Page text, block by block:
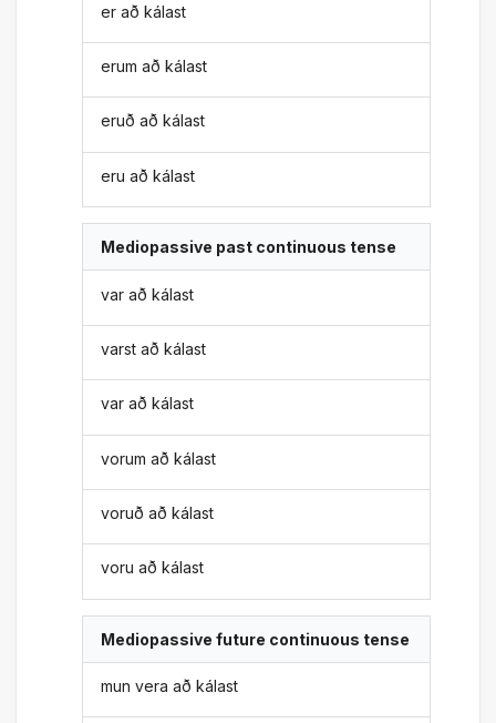
er að kálast
erum að kálast
eruð að kálast
eru að kálast
Mediopassive past continuous tense
var að kálast
varst að kálast
var að kálast
vorum að kálast
voruð að kálast
voru að kálast
Mediopassive future continuous tense
mun vera að kálast